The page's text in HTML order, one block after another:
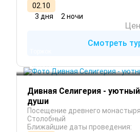
02.10
3 дня
2 ночи
Смотреть
Бологое
Дивная Селигерия -
души
Посещение древнего
Столобный
Ближайшие даты проведения: